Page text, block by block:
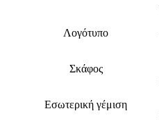
Λογότυπο
Σκάφος
Εσωτερική γέμιση